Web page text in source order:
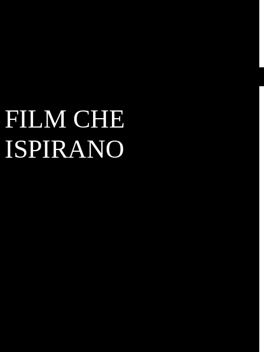
FILM CHE
ISPIRANO